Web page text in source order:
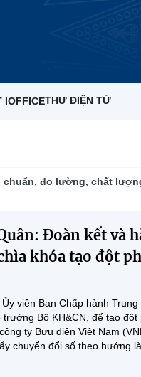
IOFFICETHƯ ĐIỆN TỬ
chuẩn, đo lường, chất
Đoàn kết và
khóa tạo đột
viên Ban Chấp hành
Bộ KH&CN, để tạo đột
ty Bưu điện Việt Nam
chuyển đổi số theo hướng